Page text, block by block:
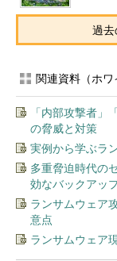
過
関連資料（ホワ
「内部攻撃者
の脅威と対策
実例から学ぶラ
多重脅迫時代の
効なバックアッ
ランサムウェア
意点
ランサムウェア